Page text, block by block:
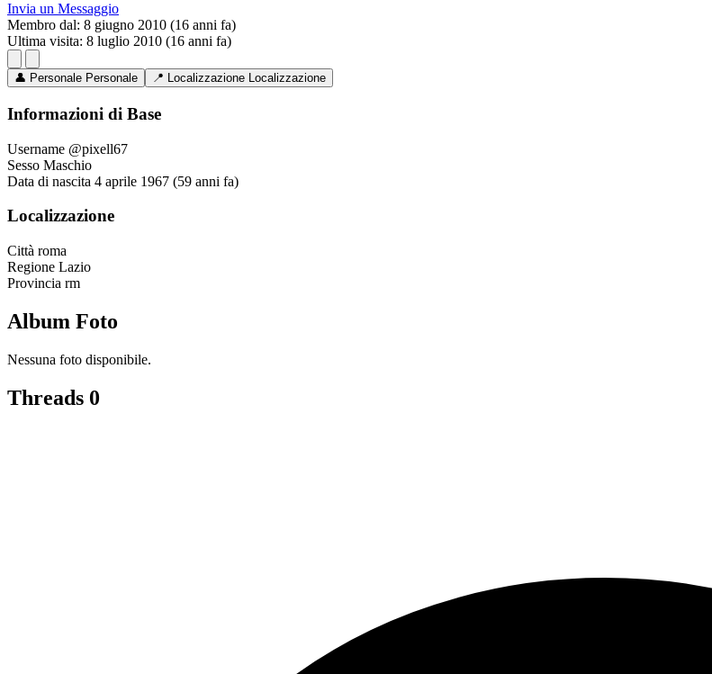
Invia un Messaggio
Membro dal: 8 giugno 2010 (16 anni fa)
Ultima visita: 8 luglio 2010 (16 anni fa)
👤 Personale Personale 📍 Localizzazione Localizzazione
Informazioni di Base
Username @pixell67
Sesso Maschio
Data di nascita 4 aprile 1967 (59 anni fa)
Localizzazione
Città roma
Regione Lazio
Provincia rm
Album Foto
Nessuna foto disponibile.
Threads 0